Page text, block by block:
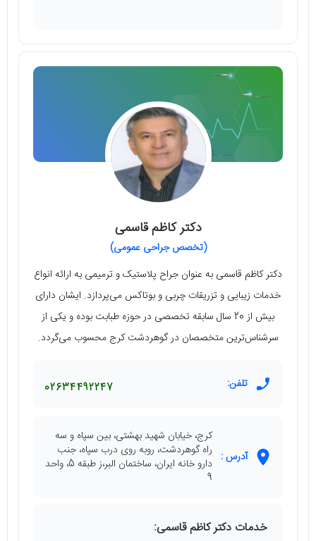
دکتر کاظم قاسمی
(تخصص جراحی عمومی)
دکتر کاظم قاسمی به عنوان جراح پلاستیک و ترمیمی به ارائه انواع
خدمات زیبایی و تزریقات چربی و بوتاکس می‌پردازد. ایشان دارای
بیش از 20 سال سابقه تخصصی در حوزه طبابت بوده و یکی از
سرشناس‌ترین متخصصان در گوهردشت کرج محسوب می‌گردد.
تلفن: 02634492247
آدرس :
کرج، خیابان شهید بهشتی، بین سپاه و سه
راه گوهردشت، روبه روی درب سپاه، جنب
دارو خانه ایران، ساختمان البر،ز طبقه 5، واحد
9
خدمات دکتر کاظم قاسمی: